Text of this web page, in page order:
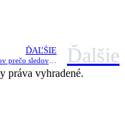
ĎAĽŠIE
5 dôvodov prečo sledovať RFA Grand opening Ďalšie
práva vyhradené.